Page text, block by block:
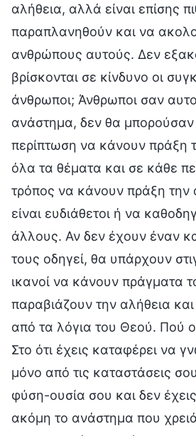
αλήθεια, αλλά είναι επίσης
παραπλανηθούν και να
ανθρώπους αυτούς. Δεν
βρίσκονται σε κίνδυνο οι
άνθρωποι; Άνθρωποι σαν
ανάστημα, δεν θα μπορούσαν
περίπτωση να κάνουν πράξη
όλα τα θέματα και σε κάθε
τρόπος να κάνουν πράξη την
είναι ευδιάθετοι ή να
άλλους. Αν δεν έχουν έναν
τους οδηγεί, θα υπάρχουν
ικανοί να κάνουν πράγματα
παραβιάζουν την αλήθεια
από τα λόγια του Θεού. Πού
Στο ότι έχεις καταφέρει να
μόνο από τις καταστάσεις
φύση-ουσία σου και δεν
ακόμη το ανάστημα που